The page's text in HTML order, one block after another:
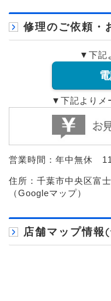
修理のご依頼・
▼下記
▼下記よりメ
営業時間：年中無休
住所：千葉市中央区富
（Googleマップ）
店舗マップ情報